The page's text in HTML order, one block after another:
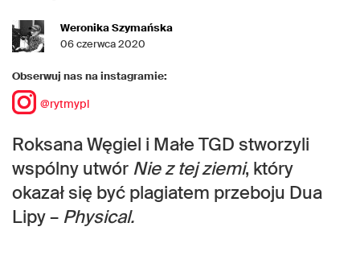
Weronika Szymańska
06 czerwca 2020
Obserwuj nas na instagramie:
@rytmypl
Roksana Węgiel i Małe TGD stworzyli
wspólny utwór Nie z tej ziemi, który
okazał się być plagiatem przeboju Dua
Lipy – Physical.